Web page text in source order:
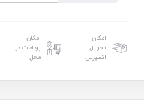
امکان
تحویل
اکسپرس
امکان
پرداخت در
محل